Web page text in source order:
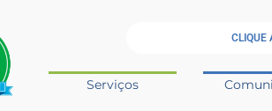
CLIQUE
Serviços